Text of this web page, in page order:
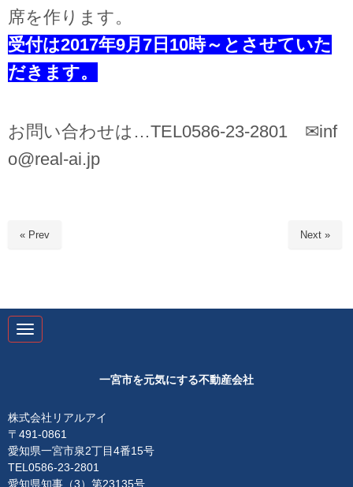
席を作ります。
受付は2017年9月7日10時～とさせていた
だきます。
お問い合わせは…TEL0586-23-2801 ✉inf
o@real-ai.jp
« Prev Next »
N
a
i
o
一宮市を元気にする不動産会社
株式会社リアルアイ
〒491-0861
愛知県一宮市泉2丁目4番15号
TEL0586-23-2801
愛知県知事（3）第23135号